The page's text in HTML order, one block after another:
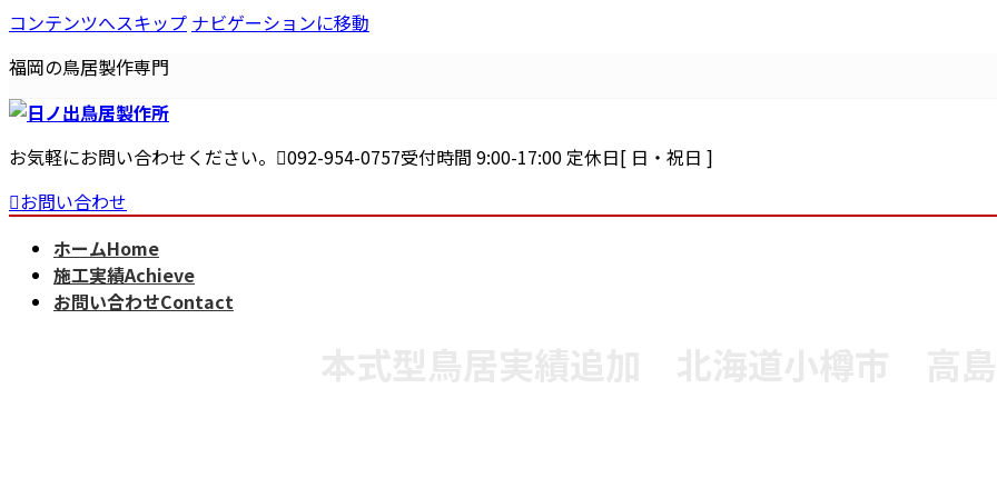
コンテンツへスキップ ナビゲーションに移動
福岡の鳥居製作専門
お気軽にお問い合わせください。 092-954-0757受付時間 9:00-17:00 定休日[ 日・祝日 ]
お問い合わせ
ホームHome
施工実績Achieve
お問い合わせContact